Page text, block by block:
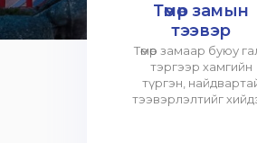
Төмөр замын
тээвэр
Төмөр замаар буюу
тэргээр хамгийн
түргэн,
тээвэрлэлтийг